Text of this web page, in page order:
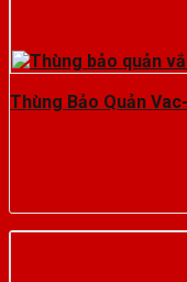
Thùng Bảo Quản